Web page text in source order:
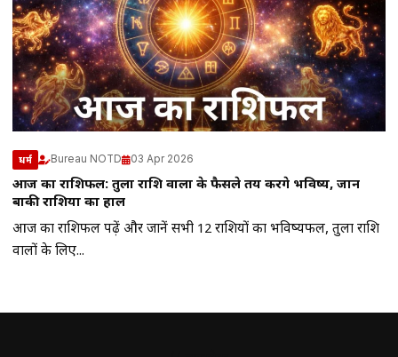
धर्म Bureau NOTD 03 Apr 2026
आज का राशिफल: तुला राशि वालों के फैसले तय करेंगे भविष्य, जानें
बाकी राशियों का हाल
आज का राशिफल पढ़ें और जानें सभी 12 राशियों का भविष्यफल, तुला राशि
वालों के लिए...